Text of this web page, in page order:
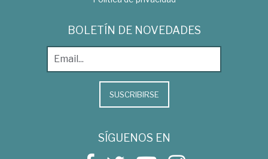
BOLETÍN DE NOVEDADES
SUSCRIBIRSE
SÍGUENOS EN